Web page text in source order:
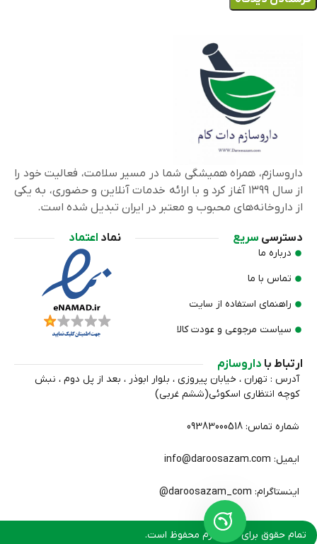
داروسازم، همراه همیشگی شما در مسیر سلامت، فعالیت خود را
از سال ۱۳۹۹ آغاز کرد و با ارائه خدمات آنلاین و حضوری، به یکی
از داروخانه‌های محبوب و معتبر در ایران تبدیل شده است.
دسترسی سریع
درباره ما
تماس با ما
راهنمای استفاده از سایت
سیاست مرجوعی و عودت کالا
ارتباط با داروسازم
آدرس : تهران ، خیابان پیروزی ، بلوار ابوذر ، بعد از پل دوم ، نبش
کوچه انتظاري اسکوئی(ششم غربی)
شماره تماس: 09383000518
ایمیل: info@daroosazam.com
اینستاگرام: daroosazam_com@
نماد اعتماد
تمام حقوق برای داروسازم محفوظ است.